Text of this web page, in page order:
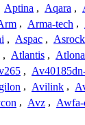
Aptina , Aqara ,
, Arma-tech ,
, Aspac , Asrock
, Atlantis , Atlona
,
, Avilink ,
, Avz , Awfa-